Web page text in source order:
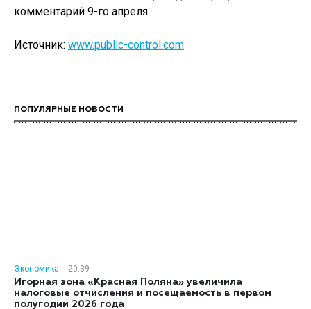
комментарий 9-го апреля.
Источник: www.public-control.com
ПОПУЛЯРНЫЕ НОВОСТИ
Экономика
20:39
Игорная зона «Красная Поляна» увеличила
налоговые отчисления и посещаемость в первом
полугодии 2026 года